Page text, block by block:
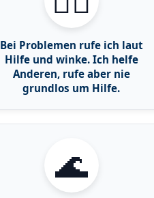
Bei Problemen rufe ich laut
Hilfe und winke. Ich helfe
Anderen, rufe aber nie
grundlos um Hilfe.
🌊